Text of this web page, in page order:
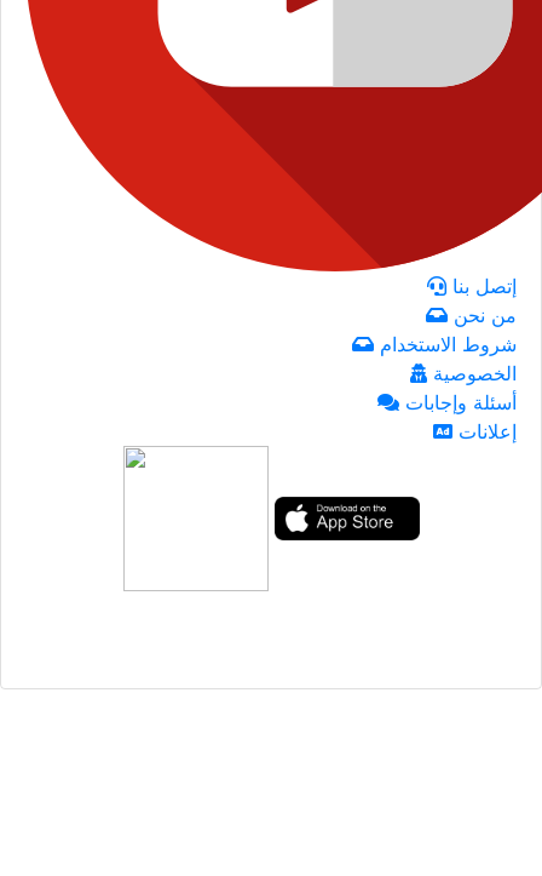
إتصل بنا
من نحن
شروط الاستخدام
الخصوصية
أسئلة وإجابات
إعلانات